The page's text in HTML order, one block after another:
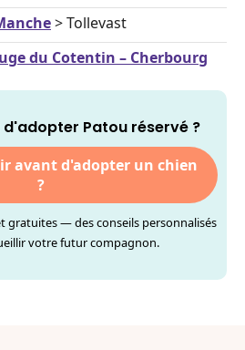
> Tollevast
du Cotentin – Cherbourg
Patou réservé ?
avant d'adopter un chien
?
gratuites — des conseils personnalisés
votre futur compagnon.